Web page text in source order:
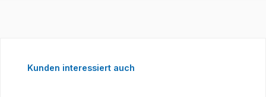
Produktgalerie überspringen
Kunden interessiert auch